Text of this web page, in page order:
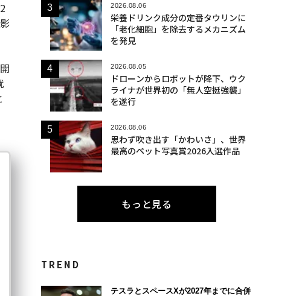
2026.08.06
栄養ドリンク成分の定番タウリンに
「老化細胞」を除去するメカニズム
を発見
2026.08.05
ドローンからロボットが降下、ウク
ライナが世界初の「無人空挺強襲」
を遂行
2026.08.06
思わず吹き出す「かわいさ」、世界
最高のペット写真賞2026入選作品
もっと見る
TREND
テスラとスペースXが2027年までに合併